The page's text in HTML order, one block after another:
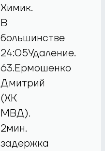
Химик.
В
большинстве
24:05Удаление.
63.Ермошенко
Дмитрий
(ХК
МВД).
2мин.
задержка